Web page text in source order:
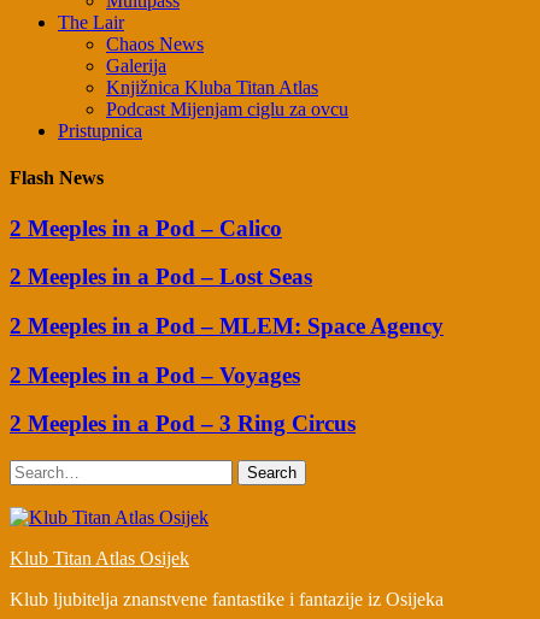
The Lair
Chaos News
Galerija
Knjižnica Kluba Titan Atlas
Podcast Mijenjam ciglu za ovcu
Pristupnica
Flash News
2 Meeples in a Pod – Calico
2 Meeples in a Pod – Lost Seas
2 Meeples in a Pod – MLEM: Space Agency
2 Meeples in a Pod – Voyages
2 Meeples in a Pod – 3 Ring Circus
Search
Klub Titan Atlas Osijek
Klub ljubitelja znanstvene fantastike i fantazije iz Osijeka